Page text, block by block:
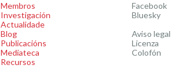
Membros
Investigación
Actualidade
Blog
Publicacións
Mediateca
Recursos
Facebook
Bluesky
Aviso legal
Licenza
Colofón